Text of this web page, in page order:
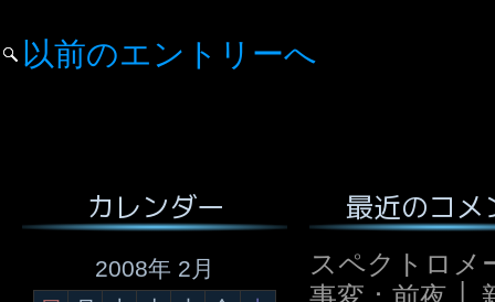
以前のエントリーへ
カレンダー
2008年 2月
最近のコメ
スペクトロメ